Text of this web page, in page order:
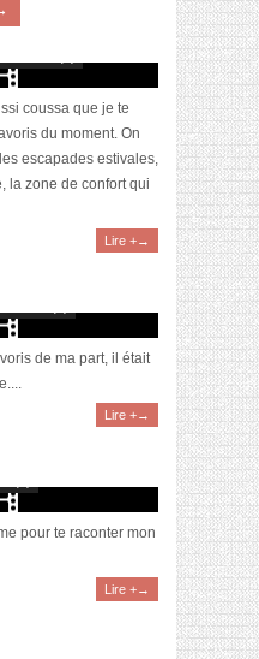
#septembre2021
coussa que je te
du moment. On
escapades estivales,
la zone de confort qui
Lire +→
de ma part, il était
Lire +→
pour te raconter mon
Lire +→